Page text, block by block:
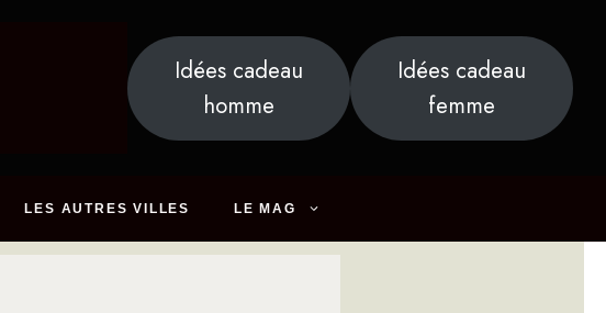
Idées cadeau
homme
Idées cadeau
femme
LES AUTRES VILLES LE MAG